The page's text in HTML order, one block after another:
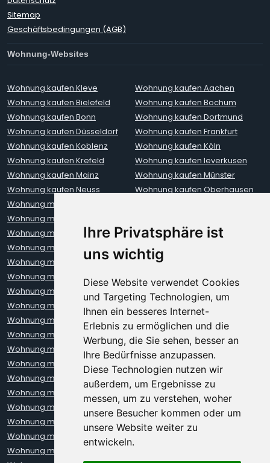
Ihre Privatsphäre ist
uns wichtig
Diese Website verwendet Cookies
und Targeting Technologien, um
Ihnen ein besseres Internet-
Erlebnis zu ermöglichen und die
Werbung, die Sie sehen, besser an
Ihre Bedürfnisse anzupassen.
Diese Technologien nutzen wir
außerdem, um Ergebnisse zu
messen, um zu verstehen, woher
unsere Besucher kommen oder um
unsere Website weiter zu
entwickeln.
Sitemap
Geschäftsbedingungen (AGB)
Wohnung-Websites
Wohnung kaufen Kleve
Wohnung kaufen Aachen
Wohnung kaufen Bielefeld
Wohnung kaufen Bochum
Wohnung kaufen Bonn
Wohnung kaufen Dortmund
Wohnung kaufen Düsseldorf
Wohnung kaufen Frankfurt
Wohnung kaufen Koblenz
Wohnung kaufen Köln
Wohnung kaufen Krefeld
Wohnung kaufen leverkusen
Wohnung kaufen Mainz
Wohnung kaufen Münster
Wohnung kaufen Neuss
Wohnung kaufen Oberhausen
Wohnung mieten Aachen
Wohnung mieten Bielefeld
Wohnung mieten Bonn
Wohnung mieten Bremen
Wohnung mieten Darmstadt
Wohnung mieten Dortmund
Wohnung mieten Dresden
Wohnung mieten Düsseldorf
Wohnung mieten Erfurt
Wohnung mieten Frankfurt
Wohnung mieten Freiburg
Wohnung mieten Hamburg
Wohnung mieten Hannover
Wohnung mieten Heidelberg
Wohnung mieten Karlsruhe
Wohnung mieten Kiel
Wohnung mieten Kleve
Wohnung mieten Koblenz
Wohnung mieten Köln
Wohnung mieten Krefeld
Wohnung mieten Leipzig
Wohnung mieten Leverkusen
Wohnung mieten Lübeck
Wohnung mieten Mainz
Wohnung mieten Mannheim
Wohnung mieten München
Wohnung mieten Münster
Wohnung mieten Neuss
Wohnung mieten Nürnberg
Wohnung mieten Oberhausen
Wohnung mieten Oldenburg
Wohnung mieten Rostock